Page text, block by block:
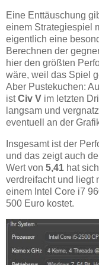
Eine Enttäuschung
einem Strategiespiel
eigentlich eine
Berechnen der
hier den größten
wäre, weil das Spiel
Aber Pustekuchen:
istCiv V im letzten
langsam und
eventuell an der
Insgesamt ist der
und das zeigt auch
Wert von 5,41 hat
verdreifacht und liegt
einem Intel Core i7
500 Euro kostet.